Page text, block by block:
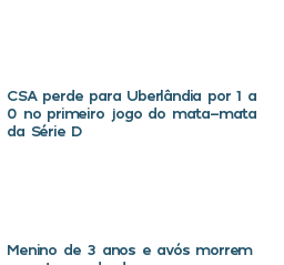
CSA perde para Uberlândia por 1 a
0 no primeiro jogo do mata-mata
da Série D
Menino de 3 anos e avós morrem